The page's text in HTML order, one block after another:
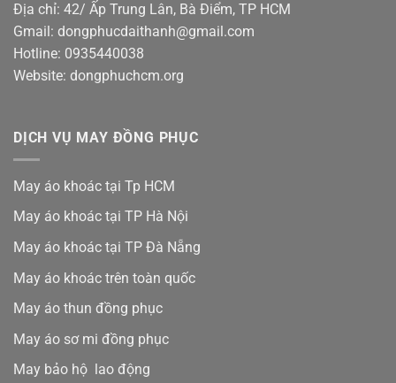
Địa chỉ: 42/ Ấp Trung Lân, Bà Điểm, TP HCM
Gmail: dongphucdaithanh@gmail.com
Hotline: 0935440038
Website: dongphuchcm.org
DỊCH VỤ MAY ĐỒNG PHỤC
May áo khoác tại Tp HCM
May áo khoác tại TP Hà Nội
May áo khoác tại TP Đà Nẵng
May áo khoác trên toàn quốc
May áo thun đồng phục
May áo sơ mi đồng phục
May bảo hộ lao động